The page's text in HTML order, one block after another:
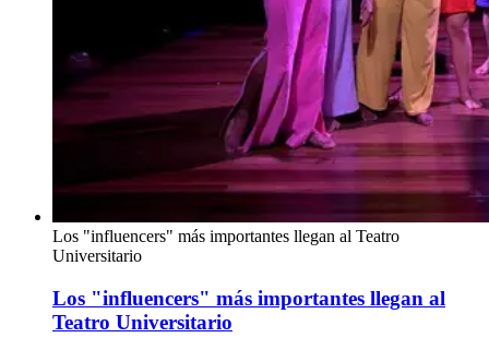
Los "influencers" más importantes llegan al Teatro
Universitario
Los "influencers" más importantes llegan al
Teatro Universitario